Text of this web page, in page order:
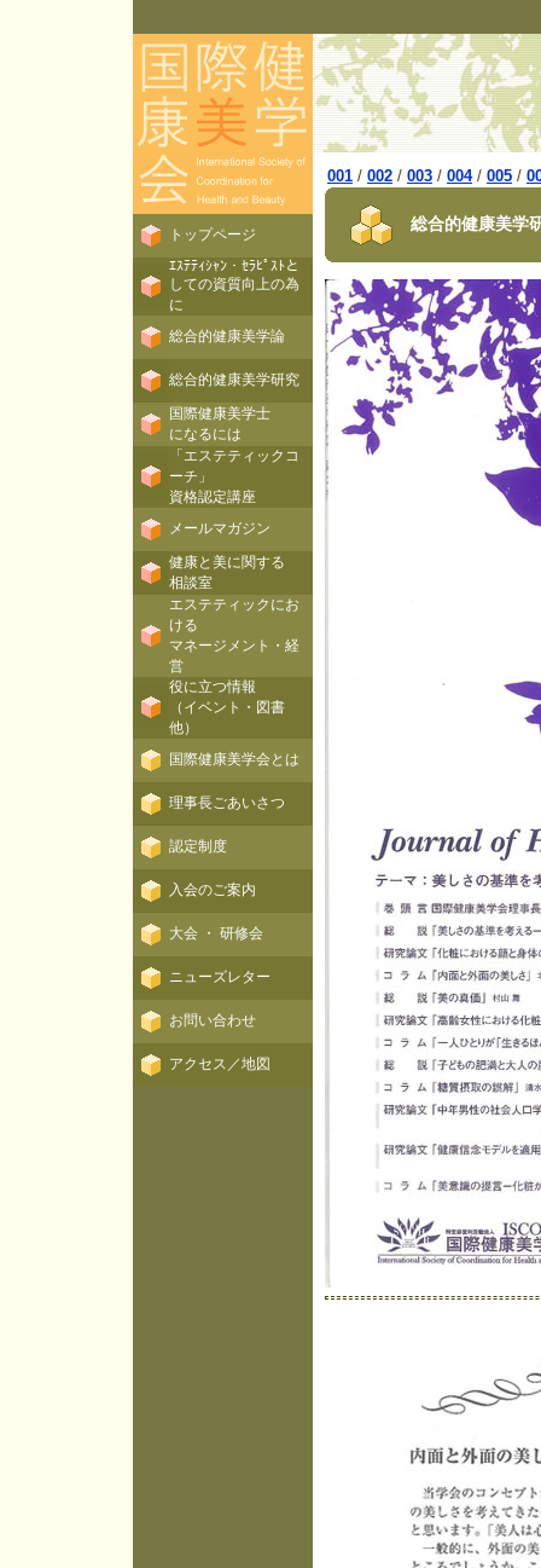
001 / 002 / 003 / 004 / 005 /
総合的健康美
トップページ
ｴｽﾃﾃｨｼｬﾝ・ｾﾗﾋﾟｽﾄと
しての資質向上の為
に
総合的健康美学論
総合的健康美学研究
国際健康美学士
になるには
「エステティックコ
ーチ」
資格認定講座
メールマガジン
健康と美に関する
相談室
エステティックにお
ける
マネージメント・経
営
役に立つ情報
（イベント・図書
他）
国際健康美学会とは
理事長ごあいさつ
認定制度
入会のご案内
大会 ・ 研修会
ニューズレター
お問い合わせ
アクセス／地図